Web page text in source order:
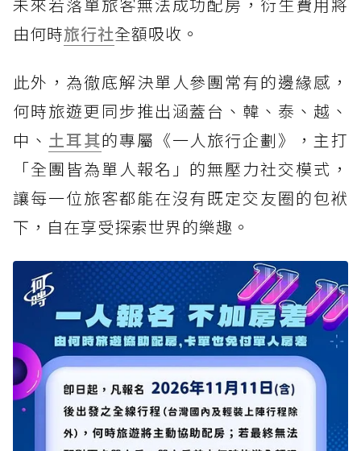
由何時旅行社全額吸收。
此外，為徹底解決單人參團常有的邊緣感，
何時旅遊更同步推出涵蓋台、韓、泰、越、
中、 土耳其的專屬《一人旅行企劃》，主打
「全團皆為單人報名」的無壓力社交模式，
讓每一位旅客都能在沒有既定交友圈的包袱
下，自在享受探索世界的樂趣。